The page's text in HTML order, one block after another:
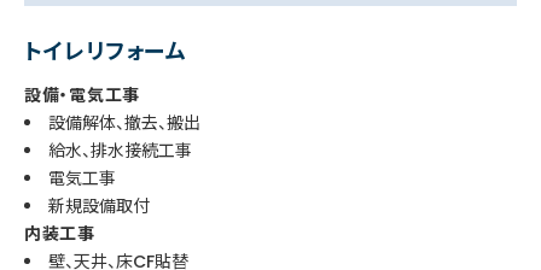
トイレリフォーム
設備・電気工事
設備解体、撤去、搬出
給水、排水接続工事
電気工事
新規設備取付
内装工事
壁、天井、床CF貼替